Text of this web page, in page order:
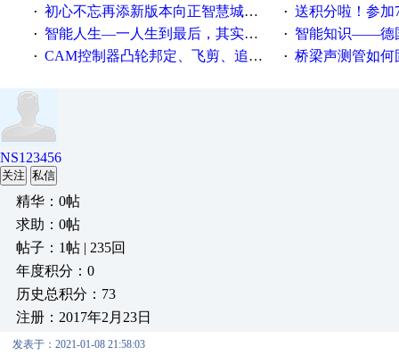
· 初心不忘再添新版本向正智慧城市云展厅3.0版亮相 · 送积分啦！参加7月6日
· 智能人生—一人生到最后，其实拼的都是人品 · 智能知识——德国工业崛起
· CAM控制器凸轮邦定、飞剪、追剪等C功能块 · 桥梁声测管如何固
NS123456
关注 私信
精华：0帖
求助：0帖
帖子：1帖 | 235回
年度积分：0
历史总积分：73
注册：2017年2月23日
发表于：2021-01-08 21:58:03